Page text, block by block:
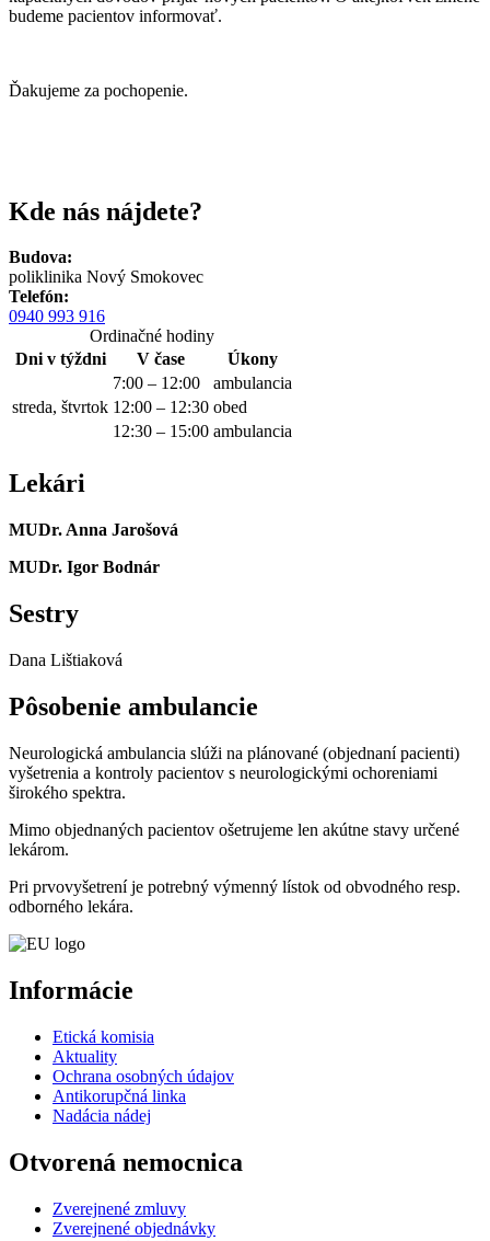
budeme pacientov informovať.
Ďakujeme za pochopenie.
Kde nás nájdete?
Budova:
poliklinika Nový Smokovec
Telefón:
0940 993 916
Ordinačné hodiny
Dni v týždni
V čase Úkony
streda, štvrtok
7:00 – 12:00
ambulancia
12:00 – 12:30 obed
12:30 – 15:00 ambulancia
Lekári
MUDr. Anna Jarošová
MUDr. Igor Bodnár
Sestry
Dana Lištiaková
Pôsobenie ambulancie
Neurologická ambulancia slúži na plánované (objednaní pacienti)
vyšetrenia a kontroly pacientov s neurologickými ochoreniami
širokého spektra.
Mimo objednaných pacientov ošetrujeme len akútne stavy určené
lekárom.
Pri prvovyšetrení je potrebný výmenný lístok od obvodného resp.
odborného lekára.
Informácie
Etická komisia
Aktuality
Ochrana osobných údajov
Antikorupčná linka
Nadácia nádej
Otvorená nemocnica
Zverejnené zmluvy
Zverejnené objednávky